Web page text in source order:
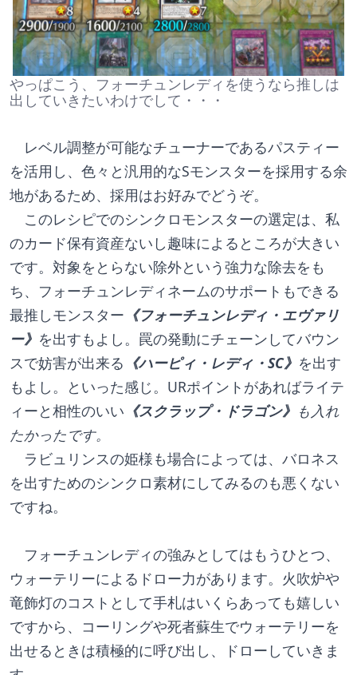
やっぱこう、フォーチュンレディを使うなら推しは
出していきたいわけでして・・・
レベル調整が可能なチューナーであるパスティー
を活用し、色々と汎用的なSモンスターを採用する余
地があるため、採用はお好みでどうぞ。
このレシピでのシンクロモンスターの選定は、私
のカード保有資産ないし趣味によるところが大きい
です。対象をとらない除外という強力な除去をも
ち、フォーチュンレディネームのサポートもできる
最推しモンスター 《フォーチュンレディ・エヴァリ
ー》 を出すもよし。罠の発動にチェーンしてバウン
スで妨害が出来る 《ハーピィ・レディ・SC》 を出す
もよし。といった感じ。URポイントがあればライテ
ィーと相性のいい 《スクラップ・ドラゴン》 も入れ
たかったです。
ラビュリンスの姫様も場合によっては、バロネス
を出すためのシンクロ素材にしてみるのも悪くない
ですね。
フォーチュンレディの強みとしてはもうひとつ、
ウォーテリーによるドロー力があります。火吹炉や
竜飾灯のコストとして手札はいくらあっても嬉しい
ですから、コーリングや死者蘇生でウォーテリーを
出せるときは積極的に呼び出し、ドローしていきま